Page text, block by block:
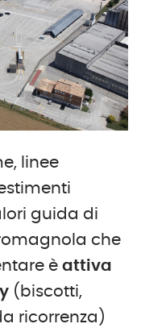
linee
guida di
che
è attiva
(biscotti,
ricorrenza)